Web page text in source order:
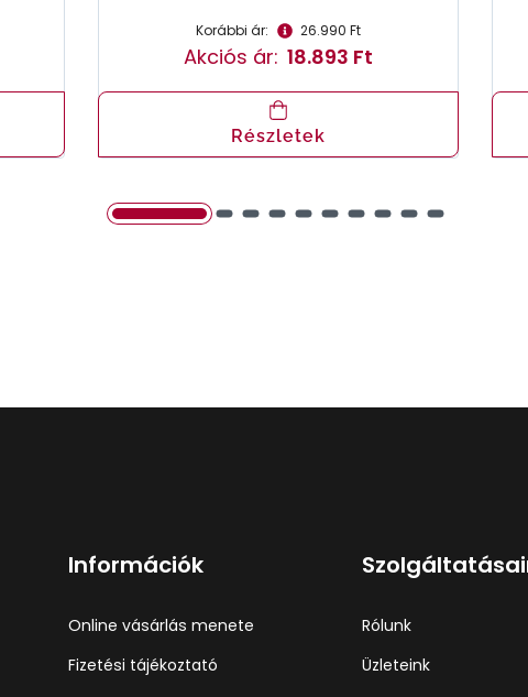
Korábbi ár: 26.990 Ft
Akciós ár: 18.893 Ft
Részletek
Információk
Online vásárlás menete
Fizetési tájékoztató
Rólunk
Üzleteink